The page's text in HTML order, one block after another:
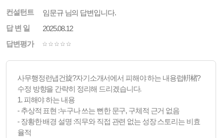
컨설턴트
임문규 님의 답변입니다.
답 변 일
2025.08.12
답변평가
사무행정런냅건旋?자기소개서에서 피해야 하는 내용럽輧楮?
수정 방향을 간략히 정리해 드리겠습니다.
1. 피해야 하는 내용
- 추상적 표현 :누구나 쓰는 뻔한 문구, 구체적 근거 없음
- 장황한 배경 설명 :직무와 직접 관련 없는 성장 스토리는 비효
율적